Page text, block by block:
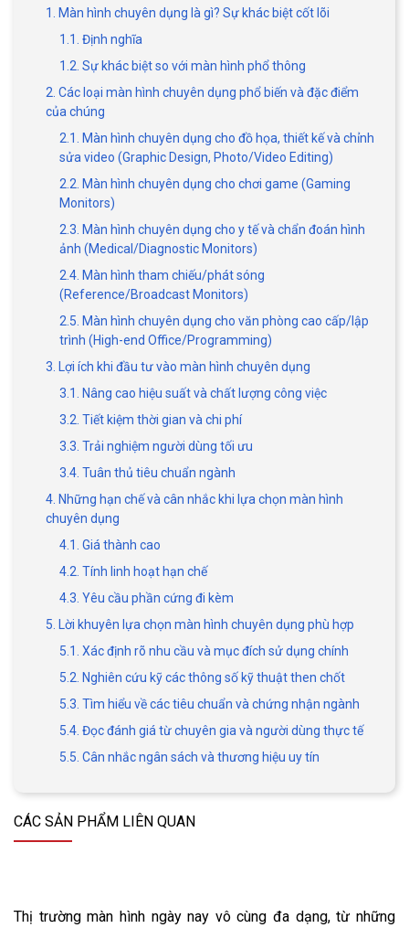
1. Màn hình chuyên dụng là gì? Sự khác biệt cốt lõi
1.1. Định nghĩa
1.2. Sự khác biệt so với màn hình phổ thông
2. Các loại màn hình chuyên dụng phổ biến và đặc điểm
của chúng
2.1. Màn hình chuyên dụng cho đồ họa, thiết kế và chỉnh
sửa video (Graphic Design, Photo/Video Editing)
2.2. Màn hình chuyên dụng cho chơi game (Gaming
Monitors)
2.3. Màn hình chuyên dụng cho y tế và chẩn đoán hình
ảnh (Medical/Diagnostic Monitors)
2.4. Màn hình tham chiếu/phát sóng
(Reference/Broadcast Monitors)
2.5. Màn hình chuyên dụng cho văn phòng cao cấp/lập
trình (High-end Office/Programming)
3. Lợi ích khi đầu tư vào màn hình chuyên dụng
3.1. Nâng cao hiệu suất và chất lượng công việc
3.2. Tiết kiệm thời gian và chi phí
3.3. Trải nghiệm người dùng tối ưu
3.4. Tuân thủ tiêu chuẩn ngành
4. Những hạn chế và cân nhắc khi lựa chọn màn hình
chuyên dụng
4.1. Giá thành cao
4.2. Tính linh hoạt hạn chế
4.3. Yêu cầu phần cứng đi kèm
5. Lời khuyên lựa chọn màn hình chuyên dụng phù hợp
5.1. Xác định rõ nhu cầu và mục đích sử dụng chính
5.2. Nghiên cứu kỹ các thông số kỹ thuật then chốt
5.3. Tìm hiểu về các tiêu chuẩn và chứng nhận ngành
5.4. Đọc đánh giá từ chuyên gia và người dùng thực tế
5.5. Cân nhắc ngân sách và thương hiệu uy tín
CÁC SẢN PHẨM LIÊN QUAN
Thị trường màn hình ngày nay vô cùng đa dạng, từ những